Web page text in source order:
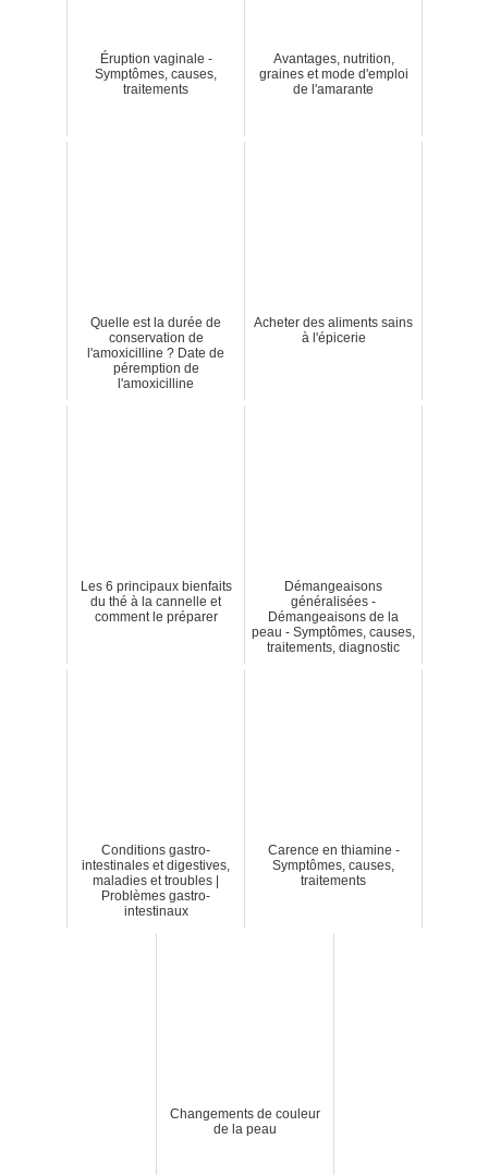
Éruption vaginale -
Symptômes, causes,
traitements
Avantages, nutrition,
graines et mode d'emploi
de l'amarante
Quelle est la durée de
conservation de
l'amoxicilline ? Date de
péremption de
l'amoxicilline
Acheter des aliments sains
à l'épicerie
Les 6 principaux bienfaits
du thé à la cannelle et
comment le préparer
Démangeaisons
généralisées -
Démangeaisons de la
peau - Symptômes, causes,
traitements, diagnostic
Conditions gastro-
intestinales et digestives,
maladies et troubles |
Problèmes gastro-
intestinaux
Carence en thiamine -
Symptômes, causes,
traitements
Changements de couleur
de la peau